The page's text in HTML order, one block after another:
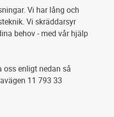
Vi har lång och
Vi skräddarsyr
behov - med vår hjälp
enligt nedan så
11 793 33